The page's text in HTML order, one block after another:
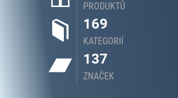
PRODUKTŮ
169
KATEGORIÍ
137
ZNAČEK